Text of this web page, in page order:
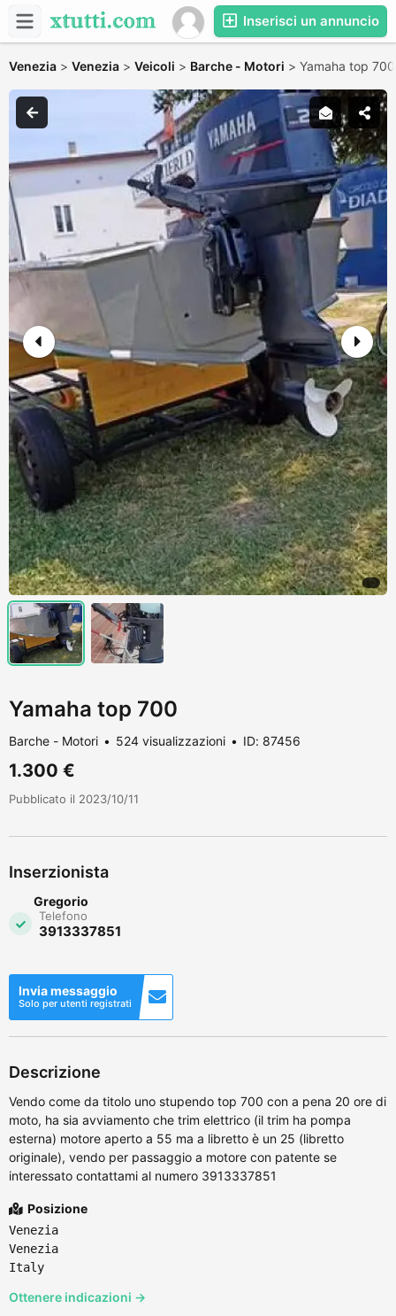
Inserisci un annuncio
Venezia > Venezia > Veicoli > Barche - Motori > Yamaha top
Yamaha top 700
Barche - Motori 524 visualizzazioni ID: 87456
1.300 €
Pubblicato il 2023/10/11
Inserzionista
Gregorio
Telefono
3913337851
Invia messaggio
Solo per utenti registrati
Descrizione
Vendo come da titolo uno stupendo top 700 con a pena 20 ore di
moto, ha sia avviamento che trim elettrico (il trim ha pompa
esterna) motore aperto a 55 ma a libretto è un 25 (libretto
originale), vendo per passaggio a motore con patente se
interessato contattami al numero 3913337851
Posizione
Venezia
Venezia
Italy
Ottenere indicazioni →